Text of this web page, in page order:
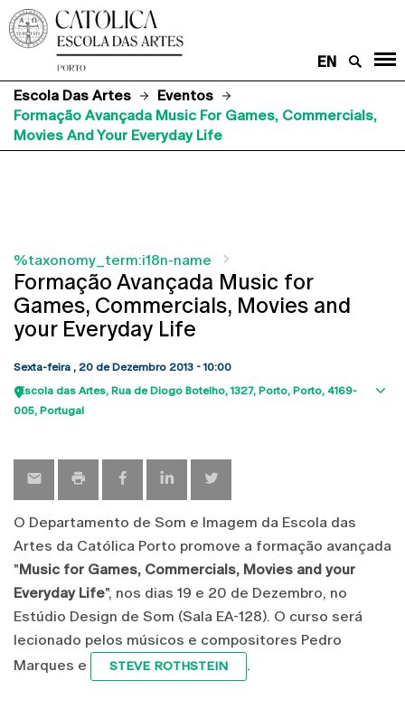
EN
Escola Das Artes
Eventos
Formação Avançada Music For Games, Commercials,
Movies And Your Everyday Life
%taxonomy_term:i18n-name
Formação Avançada Music for
Games, Commercials, Movies and
your Everyday Life
Sexta-feira , 20 de Dezembro 2013 - 10:00
Escola das Artes Rua de Diogo Botelho, 1327 Porto Porto 4169-
005 Portugal
O Departamento de Som e Imagem da Escola das
Artes da Católica Porto promove a formação avançada
"Music for Games, Commercials, Movies and your
Everyday Life", nos dias 19 e 20 de Dezembro, no
Estúdio Design de Som (Sala EA-128). O curso será
lecionado pelos músicos e compositores Pedro
Marques e
STEVE ROTHSTEIN .